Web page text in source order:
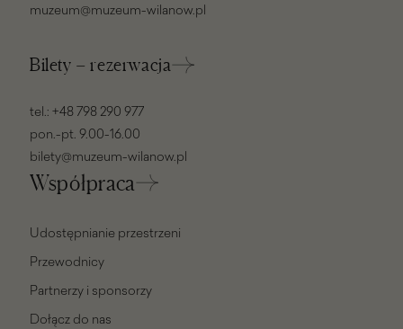
muzeum@muzeum-wilanow.pl
Bilety – rezerwacja
tel.: +48 798 290 977
pon.-pt. 9.00-16.00
bilety@muzeum-wilanow.pl
Współpraca
Udostępnianie przestrzeni
Przewodnicy
Partnerzy i sponsorzy
Dołącz do nas